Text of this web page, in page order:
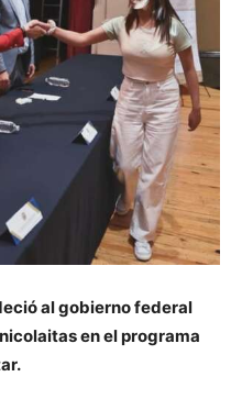
al gobierno federal
en el programa